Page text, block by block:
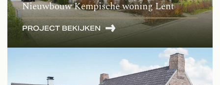
Nieuwbouw Kempische woning Lent
PROJECT BEKIJKEN